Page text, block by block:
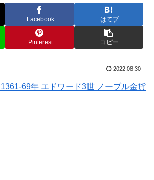
Facebook はてブ
Pinterest コピー
2022.08.30
69年 エドワード3世 ノーブル金貨